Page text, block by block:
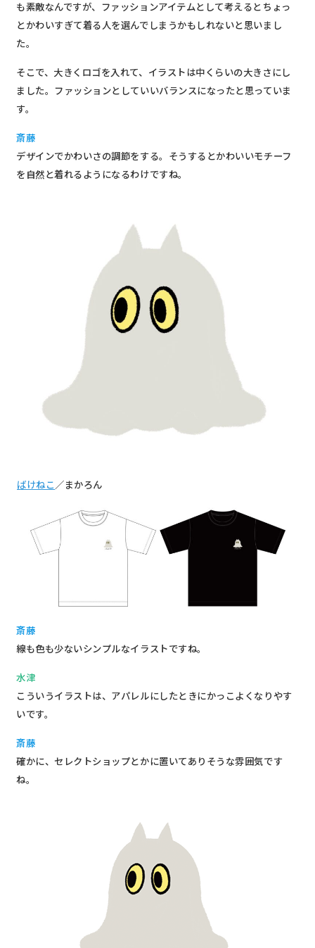
も素敵なんですが、ファッションアイテムとして考えるとちょっ
とかわいすぎて着る人を選んでしまうかもしれないと思いまし
た。
そこで、大きくロゴを入れて、イラストは中くらいの大きさにし
ました。ファッションとしていいバランスになったと思っていま
す。
斎藤
デザインでかわいさの調節をする。そうするとかわいいモチーフ
を自然と着れるようになるわけですね。
ばけねこ／まかろん
斎藤
線も色も少ないシンプルなイラストですね。
水津
こういうイラストは、アパレルにしたときにかっこよくなりやす
いです。
斎藤
確かに、セレクトショップとかに置いてありそうな雰囲気です
ね。